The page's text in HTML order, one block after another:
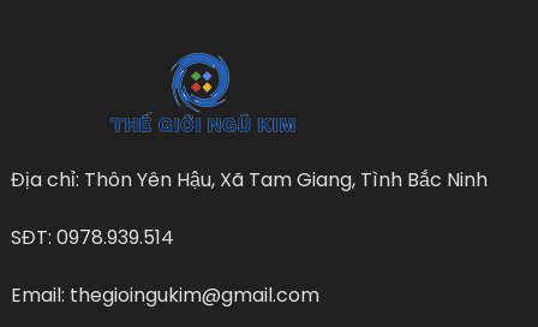
Địa chỉ: Thôn Yên Hậu, Xã Tam Giang, Tình Bắc Ninh
SĐT: 0978.939.514
Email: thegioingukim@gmail.com